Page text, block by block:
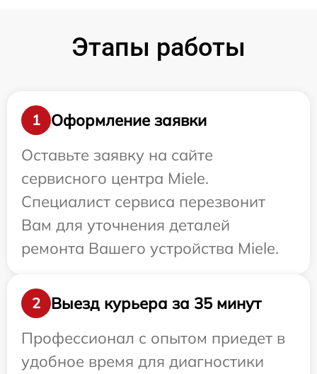
Этапы работы
1
Оформление заявки
Оставьте заявку на сайте
сервисного центра Miele.
Специалист сервиса перезвонит
Вам для уточнения деталей
ремонта Вашего устройства Miele.
2
Выезд курьера за 35 минут
Профессионал с опытом приедет в
удобное время для диагностики